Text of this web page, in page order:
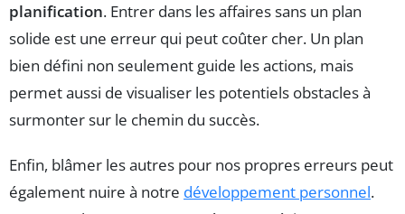
planification. Entrer dans les affaires sans un plan
solide est une erreur qui peut coûter cher. Un plan
bien défini non seulement guide les actions, mais
permet aussi de visualiser les potentiels obstacles à
surmonter sur le chemin du succès.
Enfin, blâmer les autres pour nos propres erreurs peut
également nuire à notre développement personnel.